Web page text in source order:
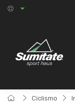
Ciclismo